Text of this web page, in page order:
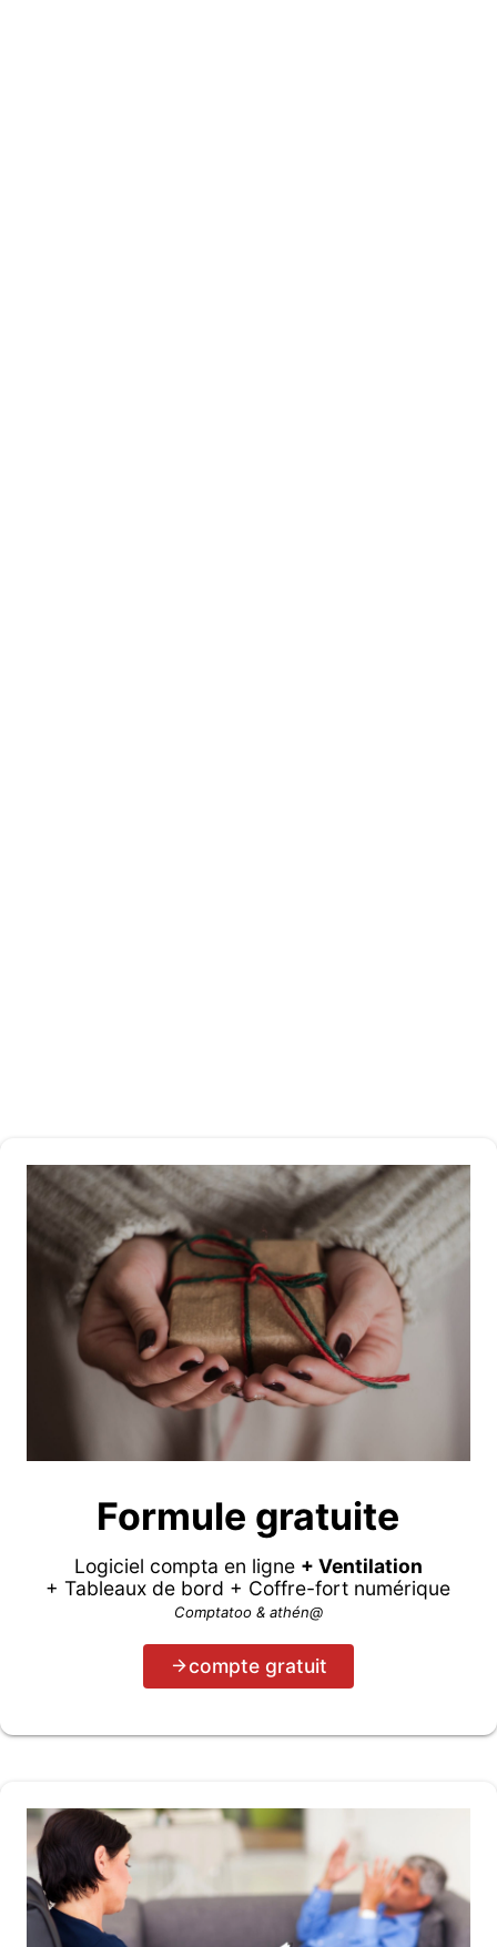
Formule gratuite
Logiciel compta en ligne + Ventilation
+ Tableaux de bord + Coffre-fort numérique
Comptatoo & athén@
compte gratuit